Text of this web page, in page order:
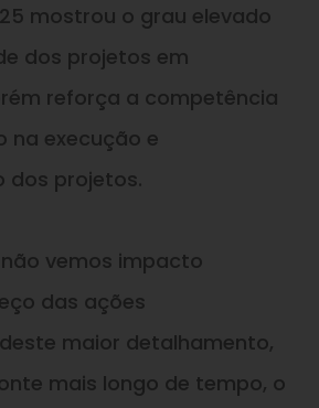
mostrou o grau elevado
dos projetos em
reforça a competência
na execução e
dos projetos.
vemos impacto
das ações
deste maior detalhamento,
mais longo de tempo, o